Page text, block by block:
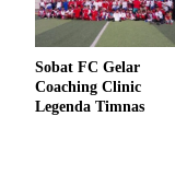
Sobat FC Gelar
Coaching Clinic
Legenda Timnas